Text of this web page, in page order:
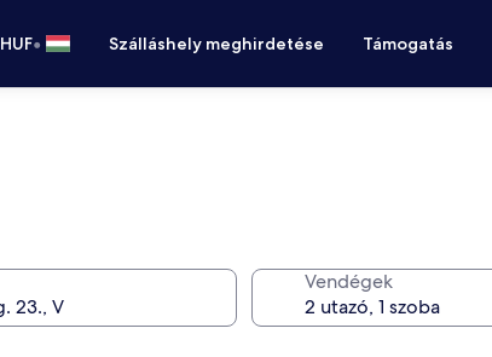
HUF• Szálláshely meghirdetése Támogatás
Vendégek